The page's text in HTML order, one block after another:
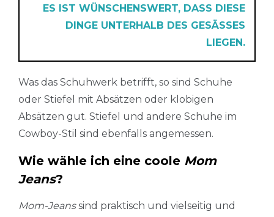
ES IST WÜNSCHENSWERT, DASS DIESE
DINGE UNTERHALB DES GESÄSSES
LIEGEN.
Was das Schuhwerk betrifft, so sind Schuhe
oder Stiefel mit Absätzen oder klobigen
Absätzen gut. Stiefel und andere Schuhe im
Cowboy-Stil sind ebenfalls angemessen.
Wie wähle ich eine coole Mom
Jeans?
Mom-Jeanssind praktisch und vielseitig und